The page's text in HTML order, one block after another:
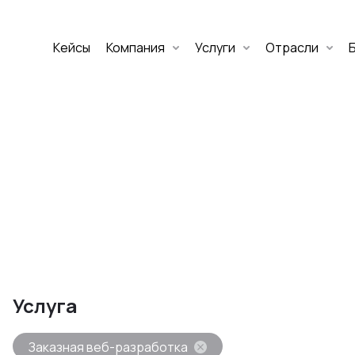
Кейсы Компания Услуги Отрасли
Услуга
Заказная веб-разработка